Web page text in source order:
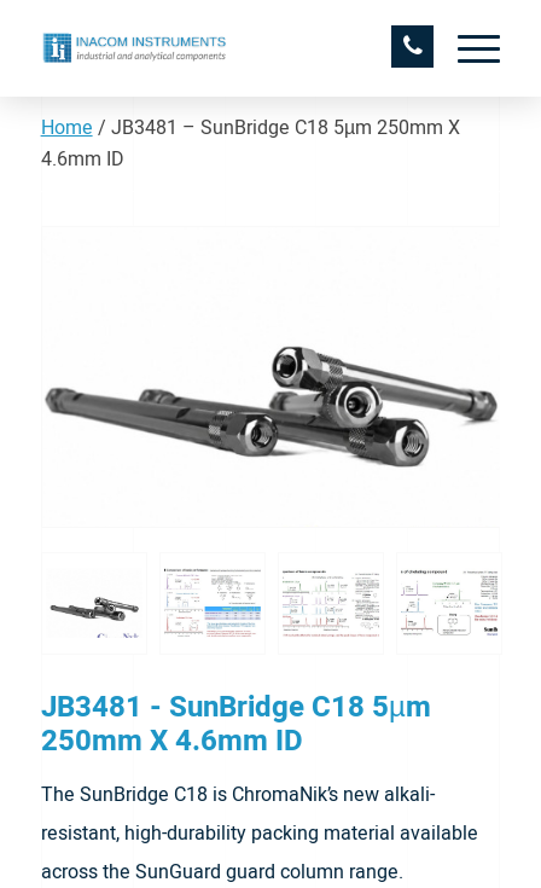
Home / JB3481 – SunBridge C18 5µm 250mm X
4.6mm ID
JB3481 - SunBridge C18 5µm
250mm X 4.6mm ID
The SunBridge C18 is ChromaNik’s new alkali-
resistant, high-durability packing material available
across the SunGuard guard column range.